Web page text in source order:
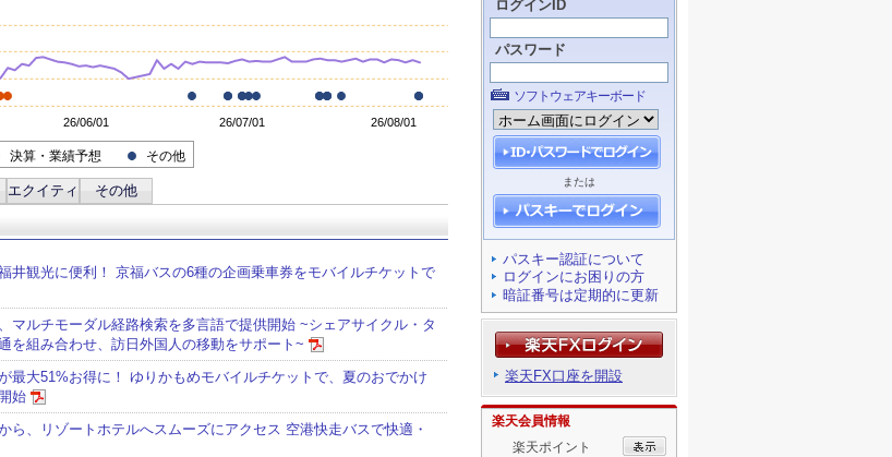
ログインID
パスワード
ソフトウェアキーボード
または
パスキー認証について
ログインにお困りの方
暗証番号は定期的に更新
楽天FX口座を開設
楽天会員情報
楽天ポイント